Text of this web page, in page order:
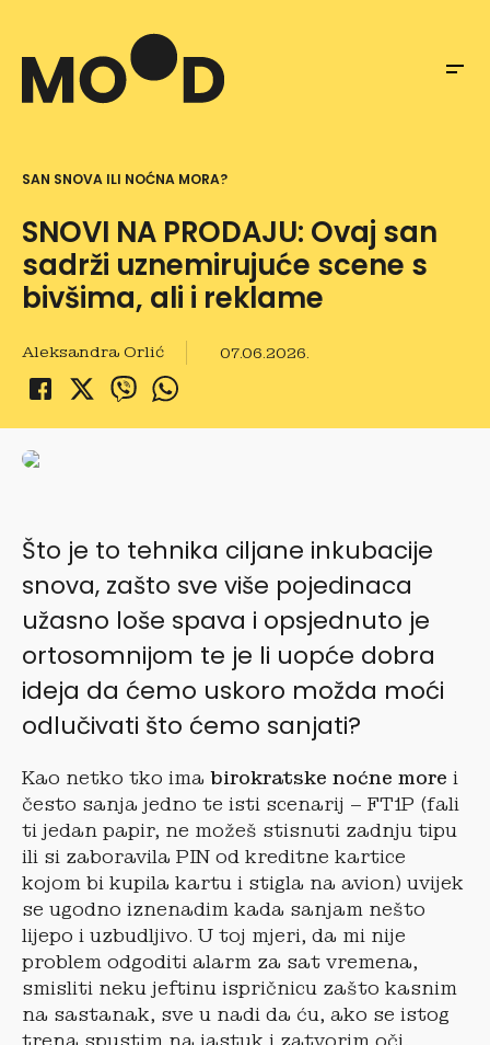
SAN SNOVA ILI NOĆNA MORA?
SNOVI NA PRODAJU: Ovaj san
sadrži uznemirujuće scene s
bivšima, ali i reklame
Aleksandra Orlić 07.06.2026.
Što je to tehnika ciljane inkubacije
snova, zašto sve više pojedinaca
užasno loše spava i opsjednuto je
ortosomnijom te je li uopće dobra
ideja da ćemo uskoro možda moći
odlučivati što ćemo sanjati?
Kao netko tko ima birokratske noćne more i
često sanja jedno te isti scenarij – FT1P (fali
ti jedan papir, ne možeš stisnuti zadnju tipu
ili si zaboravila PIN od kreditne kartice
kojom bi kupila kartu i stigla na avion) uvijek
se ugodno iznenadim kada sanjam nešto
lijepo i uzbudljivo. U toj mjeri, da mi nije
problem odgoditi alarm za sat vremena,
smisliti neku jeftinu ispričnicu zašto kasnim
na sastanak, sve u nadi da ću, ako se istog